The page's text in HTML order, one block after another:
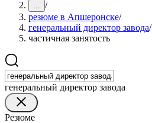
... /
резюме в Апшеронске/
генеральный директор завода/
частичная занятость
генеральный директор завода
Резюме